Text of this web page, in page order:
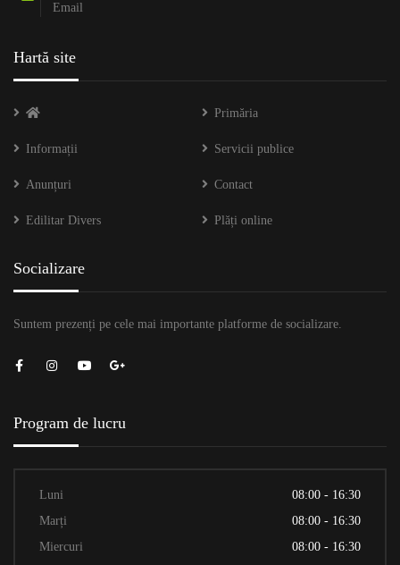
Email
Hartă site
Primăria
Informații Servicii publice
Anunțuri Contact
Edilitar Divers Plăți online
Socializare
Suntem prezenți pe cele mai importante platforme de socializare.
Program de lucru
Luni
08:00 - 16:30
Marți
08:00 - 16:30
Miercuri
08:00 - 16:30